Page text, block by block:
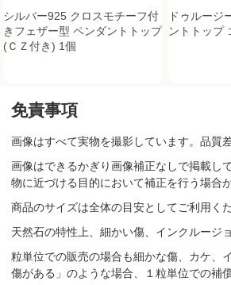
シルバー925 クロスモチーフ付
きフェザー型 ペンダントトップ
(ＣＺ付き) 1個
ドゥルージ
ントトップ
免責事項
画像はすべて実物を撮影しています。品質
画像はできるかぎり画像補正なしで掲載し
物に近づける目的において補正を行う場合
商品のサイズは全体の目安としてご利用く
天然石の特性上、細かい傷、インクルージ
粒単位での販売の場合も細かな傷、カケ、
傷がある」のような場合、１粒単位での補